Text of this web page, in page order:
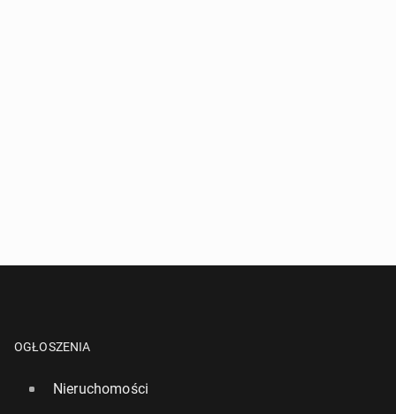
OGŁOSZENIA
Nieruchomości